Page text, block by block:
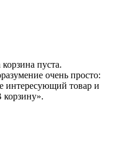
пуста.
очень просто:
интересующий товар и